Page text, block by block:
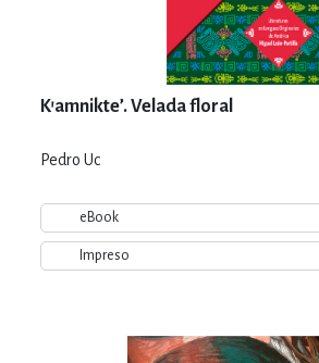
K’amnikte’. Velada floral
Pedro Uc
eBook
Impreso